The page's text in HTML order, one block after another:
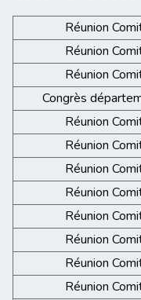
Réunion
Réunion
Réunion
Congrès
Réunion
Réunion
Réunion
Réunion
Réunion
Réunion
Réunion
Réunion